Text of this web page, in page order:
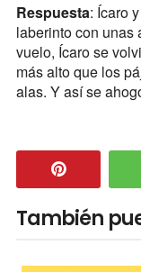
Respuesta: Ícaro
laberinto con unas
vuelo, Ícaro se
más alto que los
alas. Y así se
También